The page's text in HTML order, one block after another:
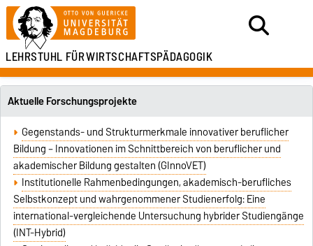
LEHRSTUHL FÜRWIRTSCHAFTSPÄDAGOGIK
Aktuelle Forschungsprojekte
Gegenstands- und Strukturmerkmale innovativer beruflicher
Bildung – Innovationen im Schnittbereich von beruflicher und
akademischer Bildung gestalten (GInnoVET)
Institutionelle Rahmenbedingungen, akademisch-berufliches
Selbstkonzept und wahrgenommener Studienerfolg: Eine
international-vergleichende Untersuchung hybrider Studiengänge
(INT-Hybrid)